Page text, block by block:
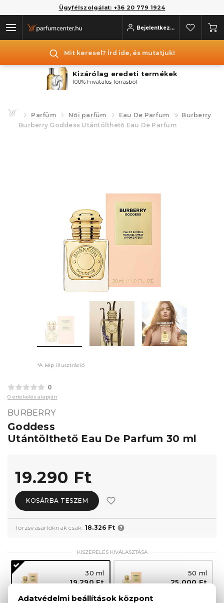
Ügyfélszolgálat: +36 20 779 1924
Bejelentkezés
Mit keresel? Írd ide, és mutatjuk!
Kizárólag eredeti termékek
100% hivatalos forrásból
Parfüm Női parfüm Eau De Parfum
Burberry
Burberry Goddess Utántölthető Eau De Parfum
*A kép illusztráció
0
0 értékelés alapján
BURBERRY
Goddess
Utántölthető Eau De Parfum 30 ml
19.290 Ft
KOSÁRBA TESZEM
Törzsvásárlóknak csak: 18.326 Ft
KISZERELÉS KIVÁLASZTÁSA
30 ml
19.290 Ft
50 ml
25.000 Ft